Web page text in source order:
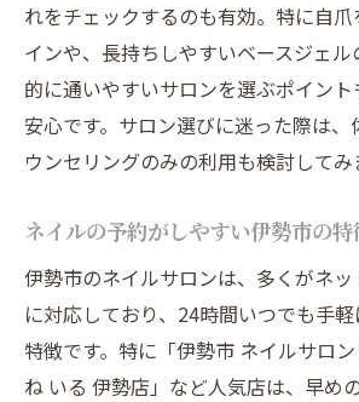
れをチェックするのも有効。特に自
インや、長持ちしやすいベースジェ
的に通いやすいサロンを選ぶポイント
安心です。サロン選びに迷った際は、
ウンセリングのみの利用も検討してみ
ネイルの予約がしやすい伊勢市の特
伊勢市のネイルサロンは、多くがネ
に対応しており、24時間いつでも手
特徴です。特に「伊勢市 ネイルサロ
ね いる 伊勢店」など人気店は、早め